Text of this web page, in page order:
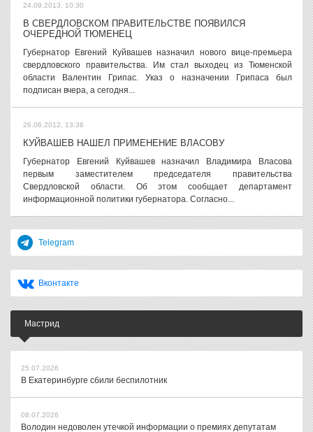
24.09.2013, 10:30
В СВЕРДЛОВСКОМ ПРАВИТЕЛЬСТВЕ ПОЯВИЛСЯ
ОЧЕРЕДНОЙ ТЮМЕНЕЦ
Губернатор Евгений Куйвашев назначил нового вице-премьера
свердловского правительства. Им стал выходец из Тюменской
области Валентин Грипас. Указ о назначении Грипаса был
подписан вчера, а сегодня...
26.06.2012, 13:36
КУЙВАШЕВ НАШЕЛ ПРИМЕНЕНИЕ ВЛАСОВУ
Губернатор Евгений Куйвашев назначил Владимира Власова
первым заместителем председателя правительства
Свердловской области. Об этом сообщает департамент
информационной политики губернатора. Согласно...
Telegram
Вконтакте
Мастрид
25.07.2026
В Екатеринбурге сбили беспилотник
08.07.2026
Володин недоволен утечкой информации о премиях депутатам